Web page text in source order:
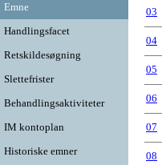
Emne
Handlingsfacet
Retskildesøgning
Slettefrister
Behandlingsaktiviteter
IM kontoplan
Historiske emner
03
04
05
06
07
08